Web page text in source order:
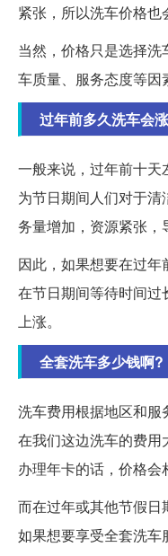
紧张，所以洗车价格也
当然，价格只是选择
车质量、服务态度等因
过年前多久洗车会
一般来说，过年前十
为节日期间人们对于
务量增加，资源紧张，
因此，如果想要在过
在节日期间等待时间
上涨。
全套洗车多少钱啊?
洗车费用根据地区和服
在我们这边洗车的费
办理年卡的话，价格会
而在过年或其他节假日
如果想要享受全套洗车